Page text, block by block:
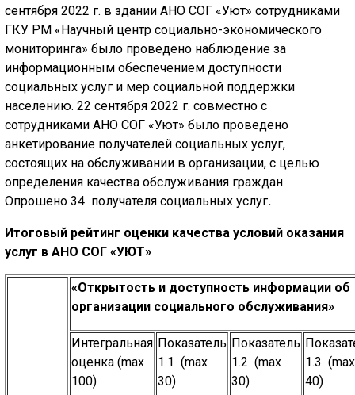
сентября 2022 г. в здании АНО СОГ «Уют» сотрудниками
ГКУ РМ «Научный центр социально-экономического
мониторинга» было проведено наблюдение за
информационным обеспечением доступности
социальных услуг и мер социальной поддержки
населению. 22 сентября 2022 г. совместно с
сотрудниками АНО СОГ «Уют» было проведено
анкетирование получателей социальных услуг,
состоящих на обслуживании в организации, с целью
определения качества обслуживания граждан.
Опрошено 34 получателя социальных услуг.
Итоговый рейтинг оценки качества условий оказания
услуг в АНО СОГ «УЮТ»
«Открытость и доступность информации об
организации социального обслуживания»
Интегральная
оценка (max
100)
Показатель
1.1 (max
30)
Показатель
1.2 (max
30)
1.3 (max
40)